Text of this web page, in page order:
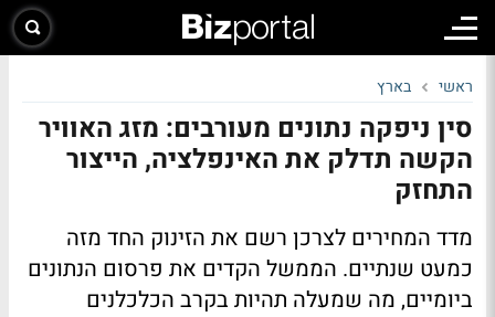
ראשי בארץ
סין ניפקה נתונים מעורבים: מזג האוויר
הקשה תדלק את האינפלציה, הייצור
התחזק
מדד המחירים לצרכן רשם את הזינוק החד מזה
כמעט שנתיים. הממשל הקדים את פרסום הנתונים
ביומיים, מה שמעלה תהיות בקרב הכלכלנים